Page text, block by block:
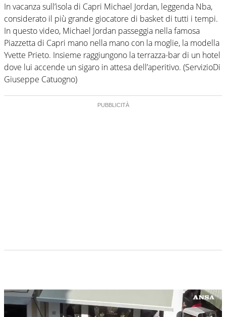
In vacanza sull’isola di Capri Michael Jordan, leggenda Nba,
considerato il più grande giocatore di basket di tutti i tempi.
In questo video, Michael Jordan passeggia nella famosa
Piazzetta di Capri mano nella mano con la moglie, la modella
Yvette Prieto. Insieme raggiungono la terrazza-bar di un hotel
dove lui accende un sigaro in attesa dell’aperitivo. (ServizioDi
Giuseppe Catuogno)